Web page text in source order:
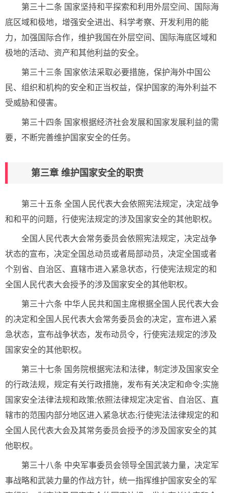
第三十二条 国家坚持和平探索和利用外层空间、国际海
底区域和极地，增强安全进出、科学考察、开发利用的能
力，加强国际合作，维护我国在外层空间、国际海底区域和
极地的活动、资产和其他利益的安全。
第三十三条 国家依法采取必要措施，保护海外中国公
民、组织和机构的安全和正当权益，保护国家的海外利益不
受威胁和侵害。
第三十四条 国家根据经济社会发展和国家发展利益的需
要，不断完善维护国家安全的任务。
第三章 维护国家安全的职责
第三十五条 全国人民代表大会依照宪法规定，决定战争
和和平的问题，行使宪法规定的涉及国家安全的其他职权。
全国人民代表大会常务委员会依照宪法规定，决定战争
状态的宣布，决定全国总动员或者局部动员，决定全国或者
个别省、自治区、直辖市进入紧急状态，行使宪法规定的和
全国人民代表大会授予的涉及国家安全的其他职权。
第三十六条 中华人民共和国主席根据全国人民代表大会
的决定和全国人民代表大会常务委员会的决定，宣布进入紧
急状态，宣布战争状态，发布动员令，行使宪法规定的涉及
国家安全的其他职权。
第三十七条 国务院根据宪法和法律，制定涉及国家安全
的行政法规，规定有关行政措施，发布有关决定和命令;实施
国家安全法律法规和政策;依照法律规定决定省、自治区、直
辖市的范围内部分地区进入紧急状态;行使宪法法律规定的和
全国人民代表大会及其常务委员会授予的涉及国家安全的其
他职权。
第三十八条 中央军事委员会领导全国武装力量，决定军
事战略和武装力量的作战方针，统一指挥维护国家安全的军